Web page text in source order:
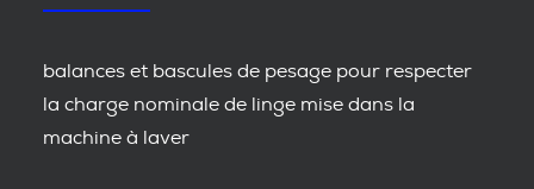
balances et bascules de pesage pour respecter
la charge nominale de linge mise dans la
machine à laver